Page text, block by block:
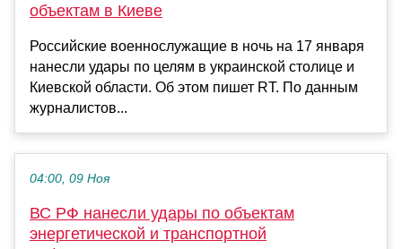
объектам в Киеве
Российские военнослужащие в ночь на 17 января
нанесли удары по целям в украинской столице и
Киевской области. Об этом пишет RT. По данным
журналистов...
04:00, 09 Ноя
ВС РФ нанесли удары по объектам
энергетической и транспортной